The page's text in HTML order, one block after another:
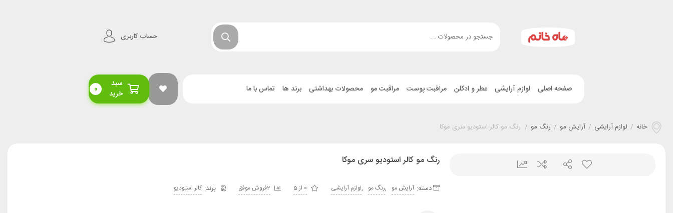
حساب کاربری
صفحه اصلی لوازم آرایشی عطر و ادکلن مراقبت پوست مراقبت مو محصولات بهداشتی برند ها تماس با ما
سبد
خرید
0
خانه / لوازم آرایشی / آرایش مو / رنگ مو / رنگ مو کالر استودیو سری موکا
رنگ مو کالر استودیو سری موکا
دسته: آرایش مو ,رنگ مو ,لوازم آرایشی 0 از 5 2فروش موفق کالر استودیو